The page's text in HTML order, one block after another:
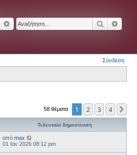
ΑναζήτησηΕιδική αναζήτηση
Σύνδεση
58 θέματα 1 2 3 4
Τελευταία δημοσίευση
από max
01 Ιαν 2026 08:12 pm